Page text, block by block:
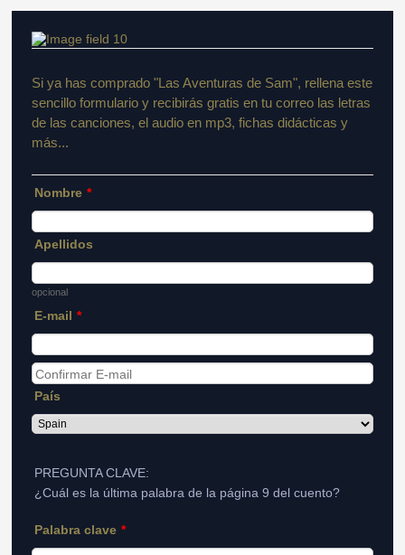
Si ya has comprado "Las Aventuras de Sam", rellena este
sencillo formulario y recibirás gratis en tu correo las letras
de las canciones, el audio en mp3, fichas didácticas y
más...
Nombre *
Apellidos
opcional
E-mail *
País
PREGUNTA CLAVE:
¿Cuál es la última palabra de la página 9 del cuento?
Palabra clave *